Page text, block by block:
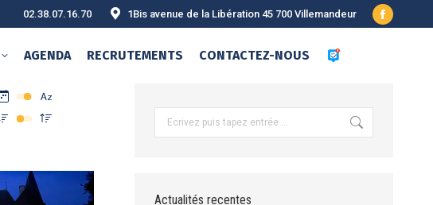
02.38.07.16.70 1Bis avenue de la Libération 45 700 Villemandeur
Facebook
AGENDA RECRUTEMENTS CONTACTEZ-NOUS
Actualités recentes